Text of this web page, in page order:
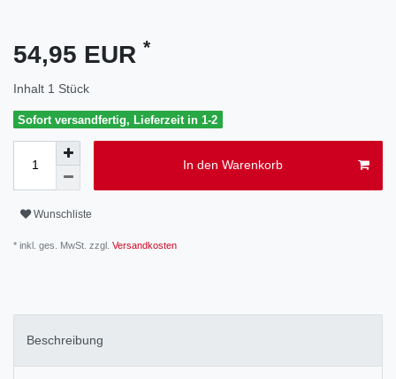
54,95 EUR *
Inhalt 1 Stück
Sofort versandfertig, Lieferzeit in 1-2
In den Warenkorb
Wunschliste
* inkl. ges. MwSt. zzgl. Versandkosten
Beschreibung